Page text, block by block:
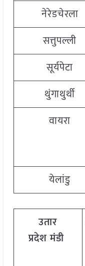
नेरेडचेरला
सत्तुपल्ली
सूर्यपेटा
थुंगाथुर्थी
वायरा
येलांडु
उतार
प्रदेशमंडी